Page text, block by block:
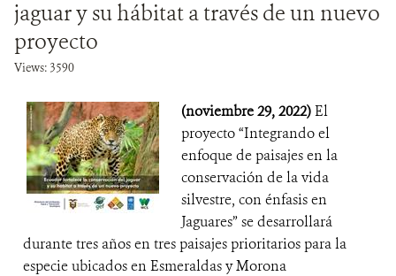
jaguar y su hábitat a través de un nuevo
proyecto
Views: 3590
(noviembre 29, 2022)El
proyecto “Integrando el
enfoque de paisajes en la
conservación de la vida
silvestre, con énfasis en
Jaguares” se desarrollará
durante tres años en tres paisajes prioritarios para la
especie ubicados en Esmeraldas y Morona